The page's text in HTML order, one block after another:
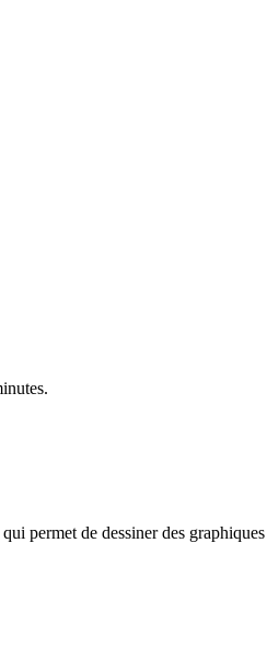
permet de dessiner des graphiques